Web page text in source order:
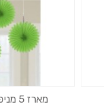
מארז 5 מניפות לתלייה צבע ירוק